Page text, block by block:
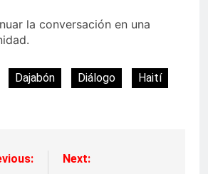
la conversación en una
Dajabón Diálogo
Haití
Next: